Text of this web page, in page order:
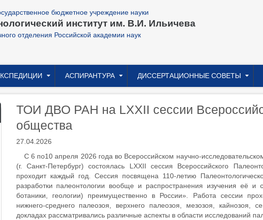
бюджетное учреждение науки
институт им. В.И. Ильичева
отделения Российской академии наук
АСПИРАНТУРА ДИССЕРТАЦИОННЫЕ СОВЕТЫ
ТОИ ДВО РАН на LXXII сессии
общества
27.04.2026
С 6 по10 апреля 2026 года во Всероссийском научно-
(г. Санкт-Петербург) состоялась LXXII сессия Всероссийского
проходит каждый год. Сессия посвящена 110-летию
разработки палеонтологии вообще и распространения изучения её
ботаники, геологии) преимущественно в России». Работа сессии
нижнего-среднего палеозоя, верхнего палеозоя, мезозоя,
докладах рассматривались различные аспекты в области исследований